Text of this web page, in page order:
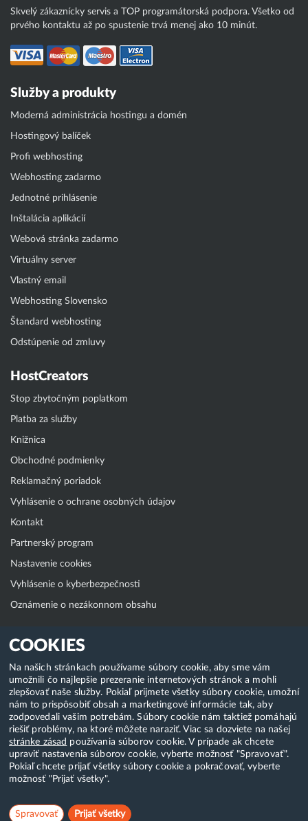
COOKIES
Na našich stránkach používame súbory cookie, aby sme vám
umožnili čo najlepšie prezeranie internetových stránok a mohli
zlepšovať naše služby. Pokiaľ prijmete všetky súbory cookie, umožní
nám to prispôsobiť obsah a marketingové informácie tak, aby
zodpovedali vašim potrebám. Súbory cookie nám taktiež pomáhajú
riešiť problémy, na ktoré môžete naraziť. Viac sa dozviete na našej
stránke zásad používania súborov cookie. V prípade ak chcete
upraviť nastavenia súborov cookie, vyberte možnosť "Spravovať".
Pokiaľ chcete prijať všetky súbory cookie a pokračovať, vyberte
možnosť "Prijať všetky".
Spravovať Prijať všetky
Skvelý zákaznícky servis a TOP programátorská podpora. Všetko od
prvého kontaktu až po spustenie trvá menej ako 10 minút.
Služby a produkty
Moderná administrácia hostingu a domén
Hostingový balíček
Profi webhosting
Webhosting zadarmo
Jednotné prihlásenie
Inštalácia aplikácií
Webová stránka zadarmo
Virtuálny server
Vlastný email
Webhosting Slovensko
Štandard webhosting
Odstúpenie od zmluvy
HostCreators
Stop zbytočným poplatkom
Platba za služby
Knižnica
Obchodné podmienky
Reklamačný poriadok
Vyhlásenie o ochrane osobných údajov
Kontakt
Partnerský program
Nastavenie cookies
Vyhlásenie o kyberbezpečnosti
Oznámenie o nezákonnom obsahu
Klientská zóna
WebAdmin
WebMail
Zmena hesla (E-mail, FTP, SSH)
Webhosting
Domény
Copyright & 2018-2026 HostCreators. Všetky práva vyhradené